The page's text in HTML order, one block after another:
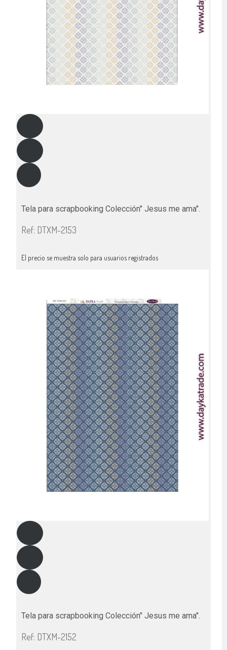
Tela para scrapbooking Colección" Jesus me ama".
Ref: DTXM-2153
El precio se muestra solo para usuarios registrados
Tela para scrapbooking Colección" Jesus me ama".
Ref: DTXM-2152